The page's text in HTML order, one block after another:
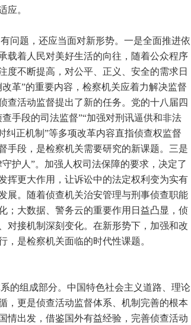
应。
题，还应当面对新形势。一是全面推进依
载着人民对美好生活的向往，随着公众程序
度不断提高，对公平、正义、安全的需求日
革”的重要内容，检察机关应着力解决监督
查活动监督提出了新的任务。党的十八届四
手段的司法监督”“加强对刑讯逼供和非法
纠正机制”等多项改革内容直指侦查权监督
手段，是检察机关需要研究的新课题。三是
护人”。加强人权司法保障的要求，决定了
挥更大作用，让诉讼中的法定权利变为实有
展。随着侦查机关治安管理与刑事侦查职能
；大数据、警务云的重要作用日益凸显，侦
对接机制深刻变化。在新形势下，加强和改
是检察机关面临的时代性课题。
组成部分。中国特色社会主义道路、理论
，更是侦查活动监督体系、机制完善的根本
情出发，借鉴国外有益经验，完善侦查活动